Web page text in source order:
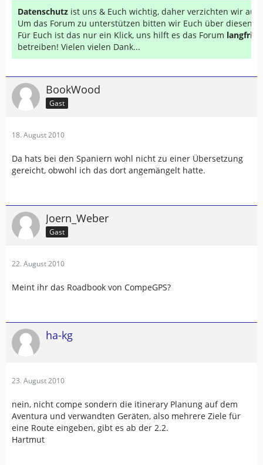
Datenschutz ist uns & Euch wichtig, daher verzichten wir auf
Um das Forum zu unterstützen bitten wir Euch über diesen
Für Euch ist das nur ein Klick, uns hilft es das Forum
betreiben! Vielen vielen Dank...
BookWood
Gast
18. August 2010
Da hats bei den Spaniern wohl nicht zu einer Übersetzung
gereicht, obwohl ich das dort angemängelt hatte.
Joern_Weber
Gast
22. August 2010
Meint ihr das Roadbook von CompeGPS?
ha-kg
23. August 2010
nein, nicht compe sondern die itinerary Planung auf dem
Aventura und verwandten Geräten, also mehrere Ziele für
eine Route eingeben, gibt es ab der 2.2.
Hartmut